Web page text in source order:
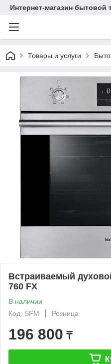
Интернет-магазин бытовой
Товары и услуги
Встраиваемый
760 FX
В наличии
Код: SFM
Розница
196 800 ₸